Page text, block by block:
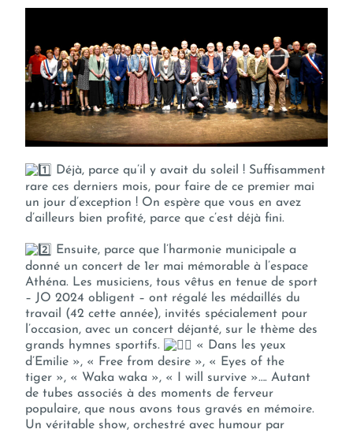
Déjà, parce qu’il y avait du soleil ! Suffisamment
rare ces derniers mois, pour faire de ce premier mai
un jour d’exception ! On espère que vous en avez
d’ailleurs bien profité, parce que c’est déjà fini.
Ensuite, parce que l’harmonie municipale a
donné un concert de 1er mai mémorable à l’espace
Athéna. Les musiciens, tous vêtus en tenue de sport
– JO 2024 obligent – ont régalé les médaillés du
travail (42 cette année), invités spécialement pour
l’occasion, avec un concert déjanté, sur le thème des
grands hymnes sportifs.
« Dans les yeux
d’Emilie », « Free from desire », « Eyes of the
tiger », « Waka waka », « I will survive »…. Autant
de tubes associés à des moments de ferveur
populaire, que nous avons tous gravés en mémoire.
Un véritable show, orchestré avec humour par